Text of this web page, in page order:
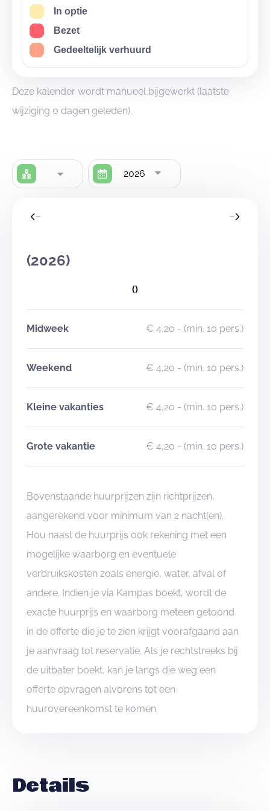
In optie
Bezet
Gedeeltelijk verhuurd
Deze kalender wordt manueel bijgewerkt (laatste
wijziging 0 dagen geleden).
2026
(2026)
()
Midweek € 4,20 - (min. 10 pers.)
Weekend € 4,20 - (min. 10 pers.)
Kleine vakanties € 4,20 - (min. 10 pers.)
Grote vakantie € 4,20 - (min. 10 pers.)
Bovenstaande huurprijzen zijn richtprijzen,
aangerekend voor minimum van 2 nacht(en).
Hou naast de huurprijs ook rekening met een
mogelijke waarborg en eventuele
verbruikskosten zoals energie, water, afval of
andere. Indien je via Kampas boekt, wordt de
exacte huurprijs en waarborg meteen getoond
in de offerte die je te zien krijgt voorafgaand aan
je aanvraag tot reservatie. Als je rechtstreeks bij
de uitbater boekt, kan je langs die weg een
offerte opvragen alvorens tot een
huurovereenkomst te komen.
Details